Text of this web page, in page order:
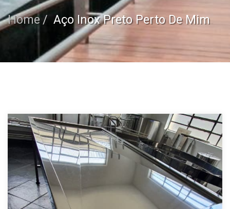
Home Aço Inox Preto Perto De Mim